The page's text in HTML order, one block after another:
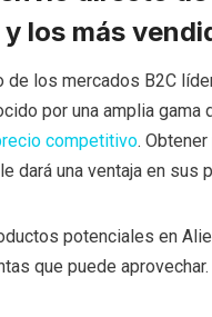
y los más
de los mercados B2C
por una amplia gama
competitivo.
dará una ventaja en sus
potenciales en
que puede aprovechar.